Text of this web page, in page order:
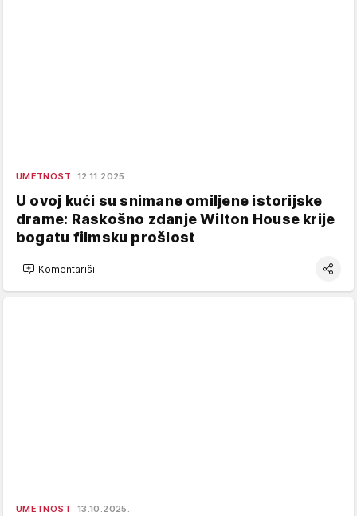
UMETNOST 12.11.2025.
U ovoj kući su snimane omiljene istorijske
drame: Raskošno zdanje Wilton House krije
bogatu filmsku prošlost
Komentariši
UMETNOST 13.10.2025.